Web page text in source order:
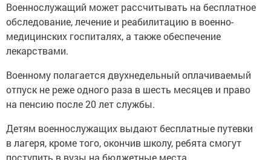
Военнослужащий может рассчитывать на бесплатное
обследование, лечение и реабилитацию в военно-
медицинских госпиталях, а также обеспечение
лекарствами.
Военному полагается двухнедельный оплачиваемый
отпуск не реже одного раза в шесть месяцев и право
на пенсию после 20 лет службы.
Детям военнослужащих выдают бесплатные путевки
в лагеря, кроме того, окончив школу, ребята смогут